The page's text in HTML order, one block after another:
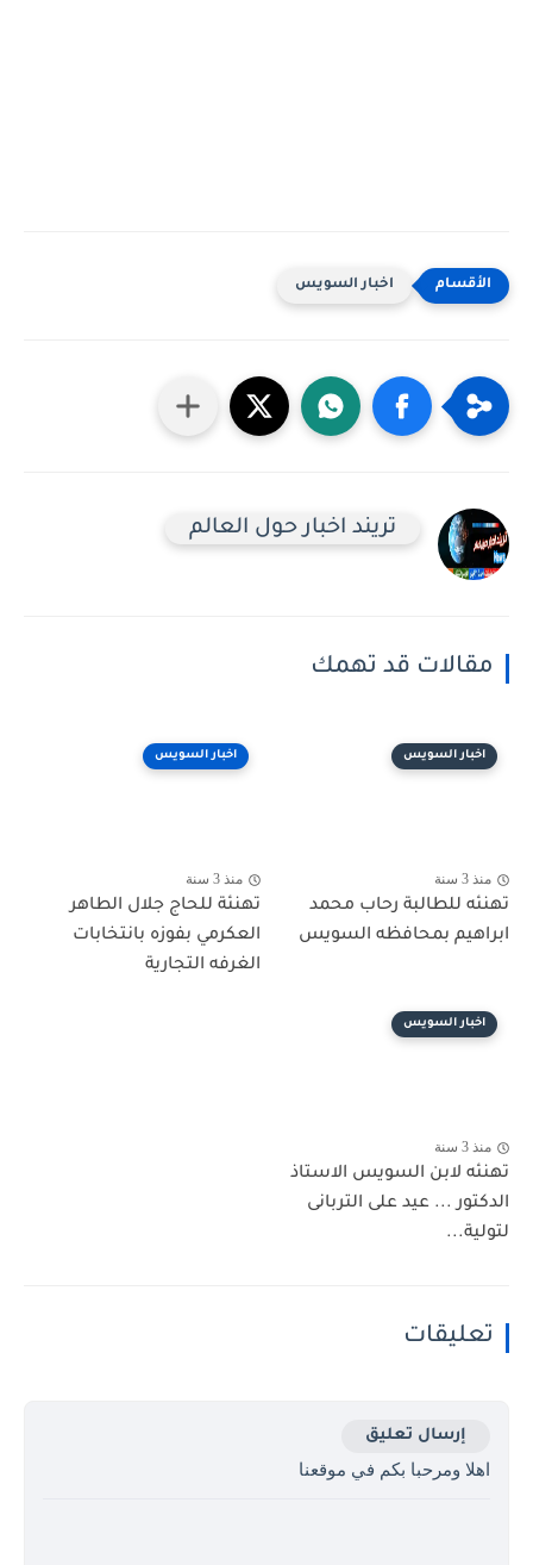
اخبار السويس
تريند اخبار حول العالم
مقالات قد تهمك
اخبار السويس
منذ 3 سنة
تهنئه للطالبة رحاب محمد
ابراهيم بمحافظه السويس
اخبار السويس
منذ 3 سنة
تهنئة للحاج جلال الطاهر
العكرمي بفوزه بانتخابات
الغرفه التجارية
اخبار السويس
منذ 3 سنة
تهنئه لابن السويس الاستاذ
الدكتور ... عيد على التربانى
لتولية...
تعليقات
إرسال تعليق
اهلا ومرحبا بكم في موقعنا